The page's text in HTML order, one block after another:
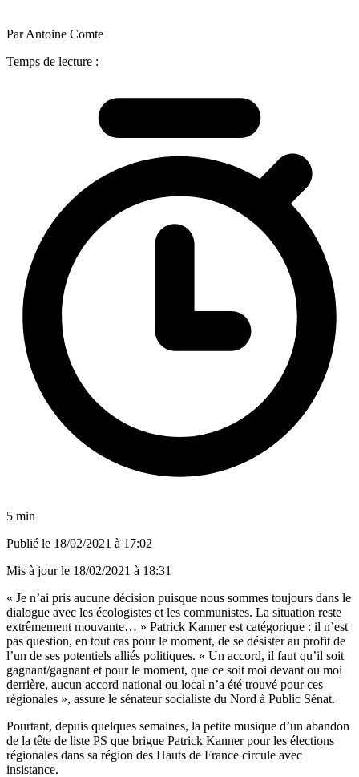
Par Antoine Comte
Temps de lecture :
5 min
Publié le 18/02/2021 à 17:02
Mis à jour le 18/02/2021 à 18:31
« Je n’ai pris aucune décision puisque nous sommes toujours dans le
dialogue avec les écologistes et les communistes. La situation reste
extrêmement mouvante… » Patrick Kanner est catégorique : il n’est
pas question, en tout cas pour le moment, de se désister au profit de
l’un de ses potentiels alliés politiques. « Un accord, il faut qu’il soit
gagnant/gagnant et pour le moment, que ce soit moi devant ou moi
derrière, aucun accord national ou local n’a été trouvé pour ces
régionales », assure le sénateur socialiste du Nord à Public Sénat.
Pourtant, depuis quelques semaines, la petite musique d’un abandon
de la tête de liste PS que brigue Patrick Kanner pour les élections
régionales dans sa région des Hauts de France circule avec
insistance.